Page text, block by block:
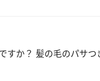
すか？ 髪の毛のパサ